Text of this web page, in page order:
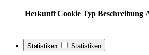
Herkunft Cookie Typ Beschreibung
Statistiken Statistiken